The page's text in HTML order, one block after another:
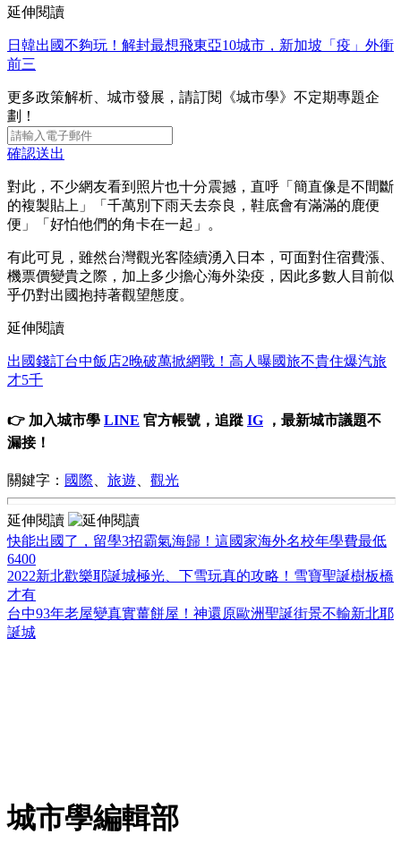
延伸閱讀
日韓出國不夠玩！解封最想飛東亞10城市，新加坡「疫」外衝
前三
更多政策解析、城市發展，請訂閱《城市學》不定期專題企
劃！
確認送出
對此，不少網友看到照片也十分震撼，直呼「簡直像是不間斷
的複製貼上」「千萬別下雨天去奈良，鞋底會有滿滿的鹿便
便」「好怕他們的角卡在一起」。
有此可見，雖然台灣觀光客陸續湧入日本，可面對住宿費漲、
機票價變貴之際，加上多少擔心海外染疫，因此多數人目前似
乎仍對出國抱持著觀望態度。
延伸閱讀
出國錢訂台中飯店2晚破萬掀網戰！高人曝國旅不貴住爆汽旅
才5千
👉 加入城市學 LINE 官方帳號，追蹤 IG ，最新城市議題不
漏接！
關鍵字： 國際 旅遊 觀光
延伸閱讀
快能出國了，留學3招霸氣海歸！這國家海外名校年學費最低
6400
2022新北歡樂耶誕城極光、下雪玩真的攻略！雪寶聖誕樹板橋
才有
台中93年老屋變真實薑餅屋！神還原歐洲聖誕街景不輸新北耶
誕城
城市學編輯部